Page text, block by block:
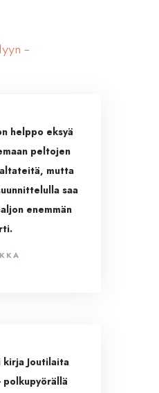
–
helppo eksyä
peltojen
mutta
saa
enemmän
Joutilaita